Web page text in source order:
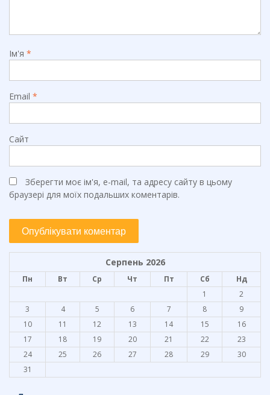
Ім'я *
Email *
Сайт
Зберегти моє ім'я, e-mail, та адресу сайту в цьому
браузері для моїх подальших коментарів.
Серпень 2026
Пн Вт Ср Чт Пт Сб
Нд
1
2
3
4 5 6 7 8
9
10
11 12 13 14 15
16
17
18 19 20 21 22
23
24
25 26 27 28 29
30
31